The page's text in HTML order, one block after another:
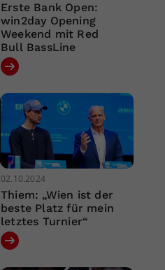
Erste Bank Open:
win2day Opening
Weekend mit Red
Bull BassLine
02.10.2024
Thiem: „Wien ist der
beste Platz für mein
letztes Turnier“